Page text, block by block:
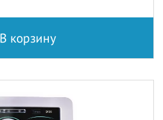
В корзину